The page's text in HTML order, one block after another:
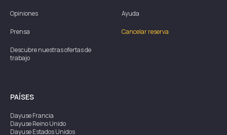
Opiniones
Prensa
Descubre nuestras ofertas de
trabajo
Ayuda
Cancelar reserva
PAÍSES
DayuseFrancia
DayuseReino Unido
DayuseEstados Unidos